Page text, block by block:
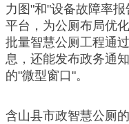
力图"和"设备故障率
平台，为公厕布局优
批量智慧公厕工程通
息，还能发布政务通
的"微型窗口"。
含山县市政智慧公厕